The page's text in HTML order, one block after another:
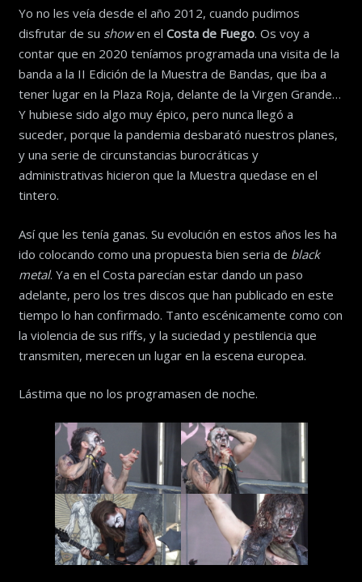
Yo no les veía desde el año 2012, cuando pudimos
disfrutar de su showen el Costa de Fuego. Os voy a
contar que en 2020 teníamos programada una visita de la
banda a la II Edición de la Muestra de Bandas, que iba a
tener lugar en la Plaza Roja, delante de la Virgen Grande…
Y hubiese sido algo muy épico, pero nunca llegó a
suceder, porque la pandemia desbarató nuestros planes,
y una serie de circunstancias burocráticas y
administrativas hicieron que la Muestra quedase en el
tintero.
Así que les tenía ganas. Su evolución en estos años les ha
ido colocando como una propuesta bien seria de black
metal. Ya en el Costa parecían estar dando un paso
adelante, pero los tres discos que han publicado en este
tiempo lo han confirmado. Tanto escénicamente como con
la violencia de sus riffs, y la suciedad y pestilencia que
transmiten, merecen un lugar en la escena europea.
Lástima que no los programasen de noche.